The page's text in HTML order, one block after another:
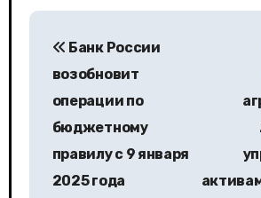
Банк России
возобновит
операции по
бюджетному
правилу с 9 января
2025 года